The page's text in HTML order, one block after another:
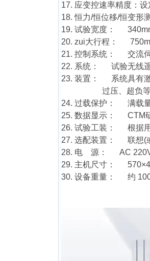
17. 应变控速率精度：
18. 恒力/恒位移/恒变形
19. 试验宽度：
20. zui大行程：
21. 控制系统： 交流
22. 系统： 试验无线
23. 装置： 系统具有激
过压、超负等检查
24. 过载保护： 满载量
25. 数据显示： CTM
26. 试验工装： 根据用
27. 选配装置： 联想(
28. 电 源： AC
29. 主机尺寸：
30. 设备重量： 约